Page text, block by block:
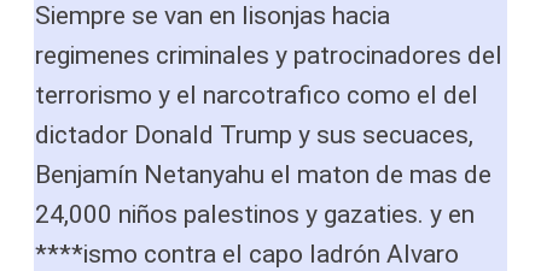
Siempre se van en lisonjas hacia
regimenes criminales y patrocinadores del
terrorismo y el narcotrafico como el del
dictador Donald Trump y sus secuaces,
Benjamín Netanyahu el maton de mas de
24,000 niños palestinos y gazaties. y en
****ismo contra el capo ladrón Alvaro